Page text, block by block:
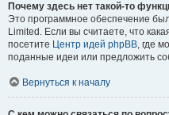
Почему здесь нет такой-то
Это программное обеспечение
Limited. Если вы считаете, что
посетите Центр идей phpBB, где
поданные идеи или предложить
Вернуться к началу